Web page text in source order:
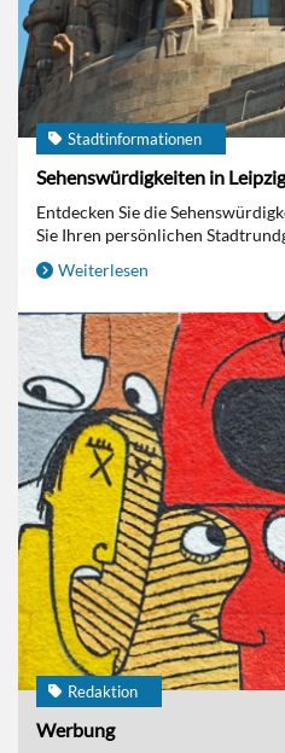
Stadtinformationen
Sehenswürdigkeiten in Leipzig
Entdecken Sie die
Sie Ihren persönlichen
Weiterlesen
Redaktion
Werbung